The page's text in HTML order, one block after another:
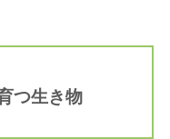
つ生き物